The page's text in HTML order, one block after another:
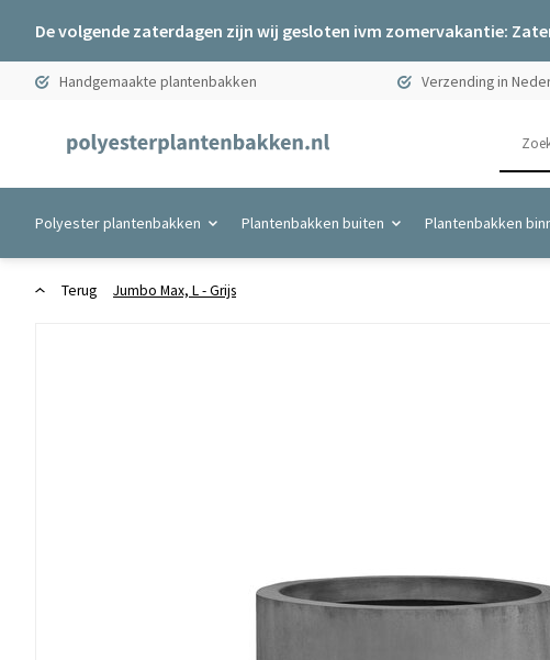
De volgende zaterdagen zijn wij gesloten ivm zomervakantie:
Handgemaakte plantenbakken Verzending in
Polyester plantenbakken Plantenbakken buiten Plantenbakken
Terug Jumbo Max, L - Grijs